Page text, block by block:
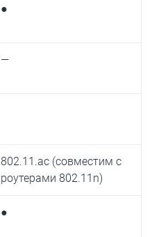
●
—
802.11.ac (совместим с
роутерами 802.11n)
●